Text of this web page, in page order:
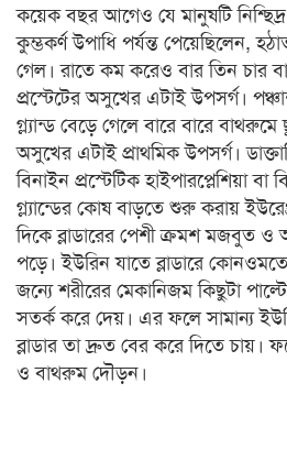
কয়েক বছর আগেও যে মানুষটি নিশ্ছিদ্র
কুম্ভকর্ণ উপাধি পর্যন্ত পেয়েছিলেন,
গেল। রাতে কম করেও বার তিন চার
প্রস্টেটের অসুখের এটাই উপসর্গ।
গ্ল্যান্ড বেড়ে গেলে বারে বারে
অসুখের এটাই প্রাথমিক উপসর্গ।
বিনাইন প্রস্টেটিক হাইপারপ্লেশিয়া
গ্ল্যান্ডের কোষ বাড়তে শুরু করায়
দিকে ব্লাডারের পেশী ক্রমশ মজবুত ও
পড়ে। ইউরিন যাতে ব্লাডারে
জন্যে শরীরের মেকানিজম কিছুটা
সতর্ক করে দেয়। এর ফলে সামান্য
ব্লাডার তা দ্রুত বের করে দিতে চায়।
ও বাথরুম দৌড়ন।